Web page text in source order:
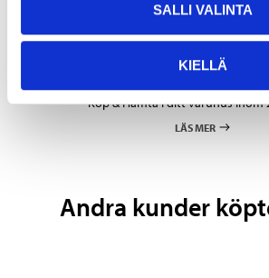
SALLI VALINTA
KIELLÄ
Köp & Hämta
Köp & Hämta i ditt varuhus inom
LÄS MER
Andra kunder